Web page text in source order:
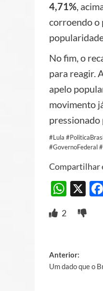
4,71%,
corroendo o
No fim, o
para reagir.
apelo
movimento
pressionado
#Lula
#GovernoFederal
Compartilhar
X
2
Post
Anterior:
Um dado que o